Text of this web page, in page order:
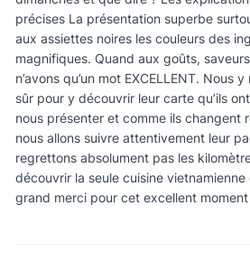
précises La présentation superbe
aux assiettes noires les couleurs des
magnifiques. Quand aux goûts,
n’avons qu’un mot EXCELLENT. Nous
sûr pour y découvrir leur carte qu’ils
nous présenter et comme ils changent
nous allons suivre attentivement leur
regrettons absolument pas les
découvrir la seule cuisine
grand merci pour cet excellent moment